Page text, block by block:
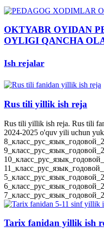
OKTYABR OYIDAN
OYLIGI QANCHA
Ish rejalar
Rus tili yillik ish reja
Rus tili yillik ish reja. Rus tili
2024-2025 o'quv yili uchun
Tarix fanidan yillik ish